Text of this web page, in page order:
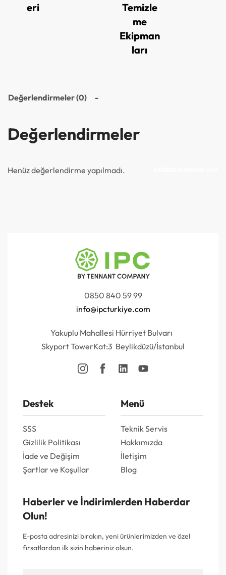
eri
Temizle
me
Ekipman
ları
Değerlendirmeler (0)
Değerlendirmeler
Henüz değerlendirme yapılmadı.
0850 840 59 99
info@ipcturkiye.com
Yakuplu Mahallesi Hürriyet Bulvarı
Skyport TowerKat:3 Beylikdüzü/İstanbul
Destek
SSS
Gizlilik Politikası
İade ve Değişim
Şartlar ve Koşullar
Menü
Teknik Servis
Hakkımızda
İletişim
Blog
Haberler ve İndirimlerden Haberdar
Olun!
E-posta adresinizi bırakın, yeni ürünlerimizden ve özel
fırsatlardan ilk sizin haberiniz olsun.